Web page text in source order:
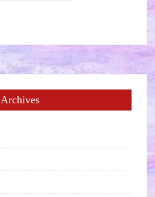
Archives